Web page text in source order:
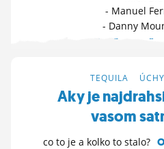
- Manuel
- Danny
TEQUILA
Aky je
vasom
co to je a kolko to stalo?